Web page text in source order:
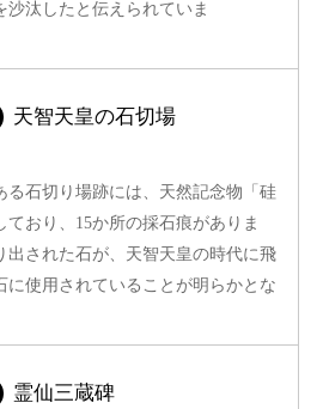
汰したと伝えられていま
天智天皇の石切場
る石切り場跡には、天然記念物「硅
おり、15か所の採石痕がありま
出された石が、天智天皇の時代に飛
に使用されていることが明らかとな
霊仙三蔵碑